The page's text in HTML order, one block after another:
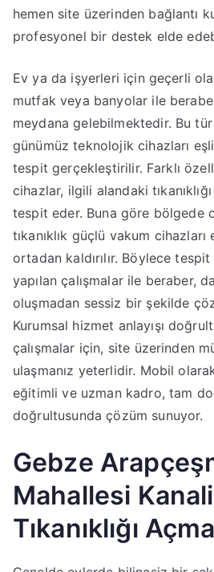
hemen site üzerinden bağlantı
profesyonel bir destek elde
Ev ya da işyerleri için geçerli
mutfak veya banyolar ile
meydana gelebilmektedir. Bu
günümüz teknolojik cihazları
tespit gerçekleştirilir. Farklı
cihazlar, ilgili alandaki
tespit eder. Buna göre bölgede
tıkanıklık güçlü vakum
ortadan kaldırılır. Böylece tespit
yapılan çalışmalar ile beraber,
oluşmadan sessiz bir şekilde
Kurumsal hizmet anlayışı
çalışmalar için, site üzerinden
ulaşmanız yeterlidir. Mobil
eğitimli ve uzman kadro, tam
doğrultusunda çözüm sunuyor.
Gebze
Mahallesi
Tıkanıklığı Açma